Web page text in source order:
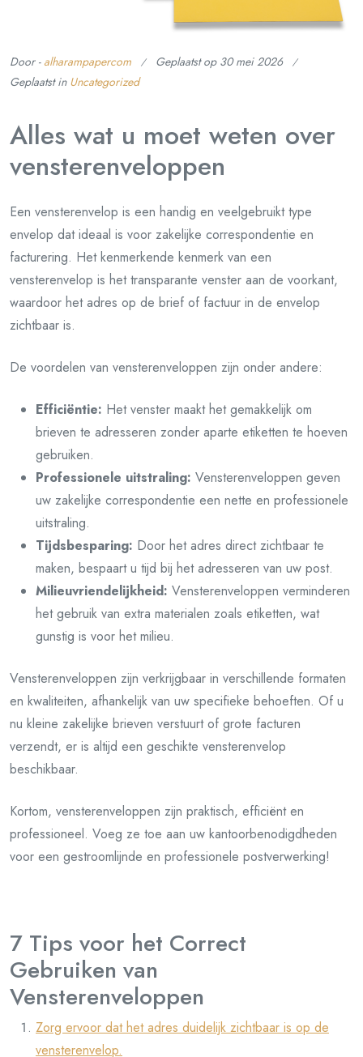
Door - alharampapercom Geplaatst op 30 mei 2026
Geplaatst in Uncategorized
Alles wat u moet weten over
vensterenveloppen
Een vensterenvelop is een handig en veelgebruikt type
envelop dat ideaal is voor zakelijke correspondentie en
facturering. Het kenmerkende kenmerk van een
vensterenvelop is het transparante venster aan de voorkant,
waardoor het adres op de brief of factuur in de envelop
zichtbaar is.
De voordelen van vensterenveloppen zijn onder andere:
Efficiëntie: Het venster maakt het gemakkelijk om
brieven te adresseren zonder aparte etiketten te hoeven
gebruiken.
Professionele uitstraling: Vensterenveloppen geven
uw zakelijke correspondentie een nette en professionele
uitstraling.
Tijdsbesparing: Door het adres direct zichtbaar te
maken, bespaart u tijd bij het adresseren van uw post.
Milieuvriendelijkheid: Vensterenveloppen verminderen
het gebruik van extra materialen zoals etiketten, wat
gunstig is voor het milieu.
Vensterenveloppen zijn verkrijgbaar in verschillende formaten
en kwaliteiten, afhankelijk van uw specifieke behoeften. Of u
nu kleine zakelijke brieven verstuurt of grote facturen
verzendt, er is altijd een geschikte vensterenvelop
beschikbaar.
Kortom, vensterenveloppen zijn praktisch, efficiënt en
professioneel. Voeg ze toe aan uw kantoorbenodigdheden
voor een gestroomlijnde en professionele postverwerking!
7 Tips voor het Correct
Gebruiken van
Vensterenveloppen
Zorg ervoor dat het adres duidelijk zichtbaar is op de
vensterenvelop.